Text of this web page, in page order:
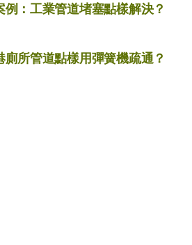
：工業管道堵塞點樣解決？
所管道點樣用彈簧機疏通？